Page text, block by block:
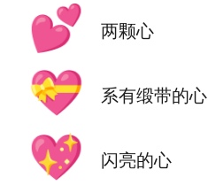
💕 两颗心
💝 系有缎带的心
💖 闪亮的心